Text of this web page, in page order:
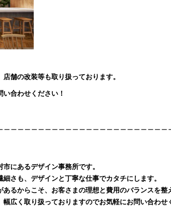
舗の改装等も取り扱っております。
合わせください！
にあるデザイン事務所です。
さも、デザインと丁寧な仕事でカタチにします。
るからこそ、お客さまの理想と費用のバランスを整
広く取り扱っておりますのでお気軽にお問い合わせ